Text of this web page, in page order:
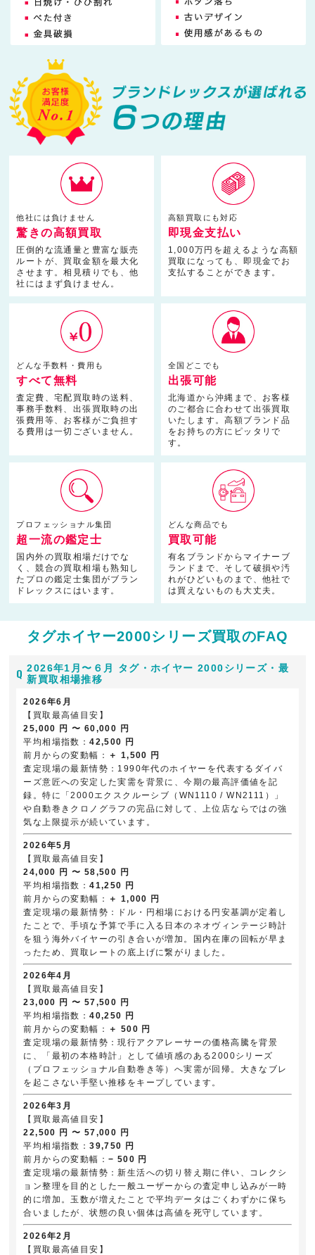
他社には負けません
驚きの高額買取
圧倒的な流通量と豊富な販売
ルートが、買取金額を最大化
させます。相見積りでも、他
社にはまず負けません。
高額買取にも対応
即現金支払い
1,000万円を超えるような高額
買取になっても、即現金でお
支払することができます。
どんな手数料・費用も
すべて無料
査定費、宅配買取時の送料、
事務手数料、出張買取時の出
張費用等、お客様がご負担す
る費用は一切ございません。
全国どこでも
出張可能
北海道から沖縄まで、お客様
のご都合に合わせて出張買取
いたします。高額ブランド品
をお持ちの方にピッタリで
す。
プロフェッショナル集団
超一流の鑑定士
国内外の買取相場だけでな
く、競合の買取相場も熟知し
たプロの鑑定士集団がブラン
ドレックスにはいます。
どんな商品でも
買取可能
有名ブランドからマイナーブ
ランドまで、そして破損や汚
れがひどいものまで、他社で
は買えないものも大丈夫。
タグホイヤー2000シリーズ買取のFAQ
2026年1月〜６月 タグ・ホイヤー 2000シリーズ・最
新買取相場推移
2026年6月
【買取最高値目安】
25,000 円 〜 60,000 円
平均相場指数：42,500 円
前月からの変動幅：
＋ 1,500 円
査定現場の最新情勢：1990年代のホイヤーを代表するダイバ
ーズ意匠への安定した実需を背景に、今期の最高評価値を記
録。特に「2000エクスクルーシブ（WN1110 / WN2111）」
や自動巻きクロノグラフの完品に対して、上位店ならではの強
気な上限提示が続いています。
2026年5月
【買取最高値目安】
24,000 円 〜 58,500 円
平均相場指数：41,250 円
前月からの変動幅：
＋ 1,000 円
査定現場の最新情勢：ドル・円相場における円安基調が定着し
たことで、手頃な予算で手に入る日本のネオヴィンテージ時計
を狙う海外バイヤーの引き合いが増加。国内在庫の回転が早ま
ったため、買取レートの底上げに繋がりました。
2026年4月
【買取最高値目安】
23,000 円 〜 57,500 円
平均相場指数：40,250 円
前月からの変動幅：
＋ 500 円
査定現場の最新情勢：現行アクアレーサーの価格高騰を背景
に、「最初の本格時計」として値頃感のある2000シリーズ
（プロフェッショナル自動巻き等）へ実需が回帰。大きなブレ
を起こさない手堅い推移をキープしています。
2026年3月
【買取最高値目安】
22,500 円 〜 57,000 円
平均相場指数：39,750 円
前月からの変動幅：− 500 円
査定現場の最新情勢：新生活への切り替え期に伴い、コレクシ
ョン整理を目的とした一般ユーザーからの査定申し込みが一時
的に増加。玉数が増えたことで平均データはごくわずかに保ち
合いましたが、状態の良い個体は高値を死守しています。
2026年2月
【買取最高値目安】